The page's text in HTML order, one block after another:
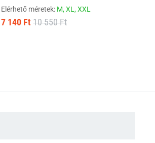
Elérhető méretek: M,XL,XXL
7 140 Ft 10 550 Ft